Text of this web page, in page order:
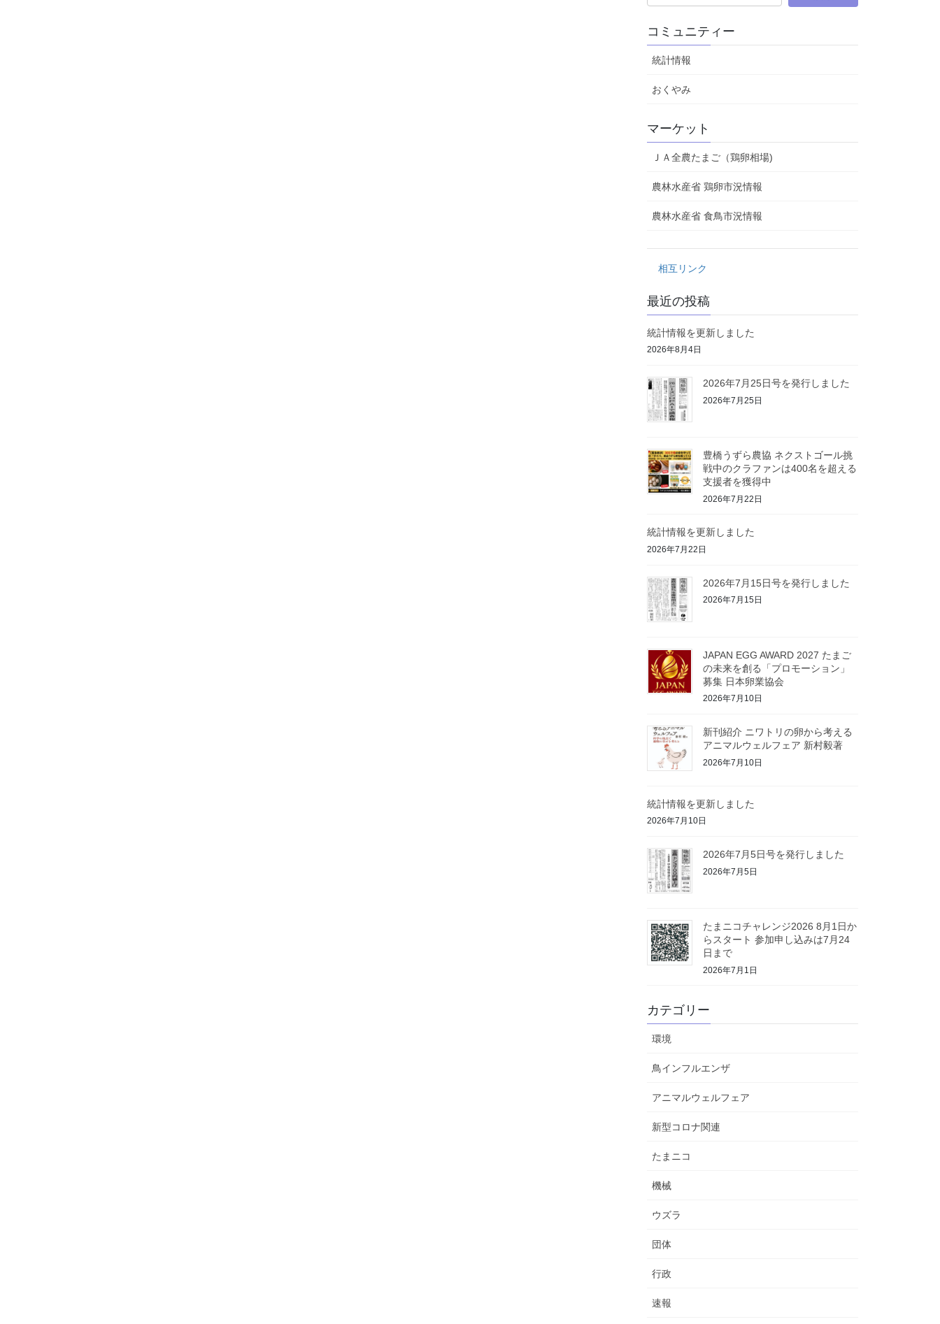
コミュニティー
統計情報
おくやみ
マーケット
ＪＡ全農たまご（鶏卵相場)
農林水産省 鶏卵市況情報
農林水産省 食鳥市況情報
相互リンク
最近の投稿
統計情報を更新しました
2026年8月4日
2026年7月25日号を発行しました
2026年7月25日
豊橋うずら農協 ネクストゴール挑
戦中のクラファンは400名を超える
支援者を獲得中
2026年7月22日
統計情報を更新しました
2026年7月22日
2026年7月15日号を発行しました
2026年7月15日
JAPAN EGG AWARD 2027 たまご
の未来を創る「プロモーション」
募集 日本卵業協会
2026年7月10日
新刊紹介 ニワトリの卵から考える
アニマルウェルフェア 新村毅著
2026年7月10日
統計情報を更新しました
2026年7月10日
2026年7月5日号を発行しました
2026年7月5日
たまニコチャレンジ2026 8月1日か
らスタート 参加申し込みは7月24
日まで
2026年7月1日
カテゴリー
環境
鳥インフルエンザ
アニマルウェルフェア
新型コロナ関連
たまニコ
機械
ウズラ
団体
行政
速報